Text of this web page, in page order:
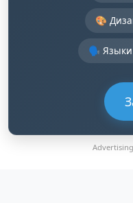
🎨
🗣️ Языки